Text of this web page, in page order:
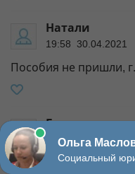
Натали
19:58 30.04.2021
Пособия не пришли,
Гульшат
21:14 30.04.2021
Самарская область,